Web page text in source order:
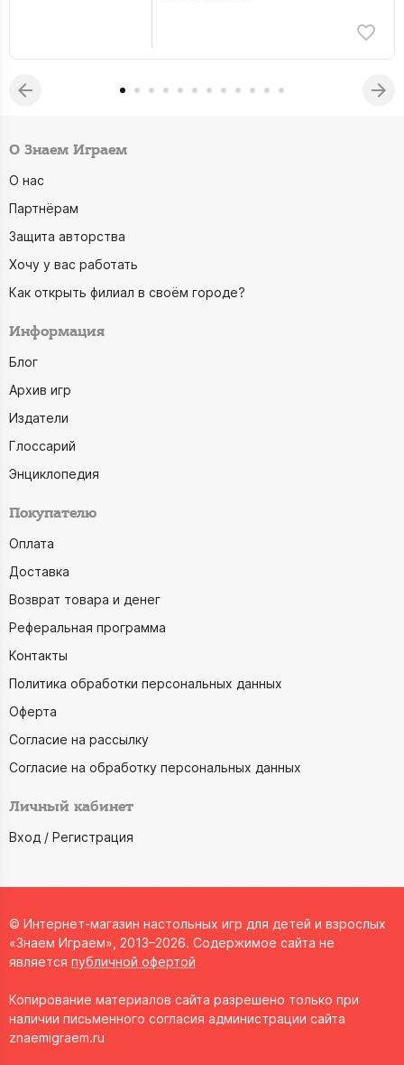
О Знаем Играем
О нас
Партнёрам
Защита авторства
Хочу у вас работать
Как открыть филиал в своём городе?
Информация
Блог
Архив игр
Издатели
Глоссарий
Энциклопедия
Покупателю
Оплата
Доставка
Возврат товара и денег
Реферальная программа
Контакты
Политика обработки персональных данных
Оферта
Согласие на рассылку
Согласие на обработку персональных данных
Личный кабинет
Вход / Регистрация
© Интернет-магазин настольных игр для детей и взрослых
«Знаем Играем», 2013–2026. Содержимое сайта не
является публичной офертой
Копирование материалов сайта разрешено только при
наличии письменного согласия администрации сайта
znaemigraem.ru